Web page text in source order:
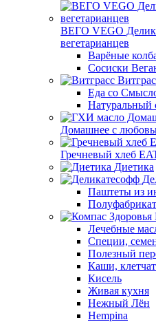
ВЕГО VEGO
вегетарианцев
Варёные
Сосиски
Еда со
Натуральный
Домашнее с
Гречневый хлеб
Диетика
Паштеты из
Лечебные
Специи,
Полезный
Каши,
Кисель
Живая кухня
Нежный Лён
Hempina